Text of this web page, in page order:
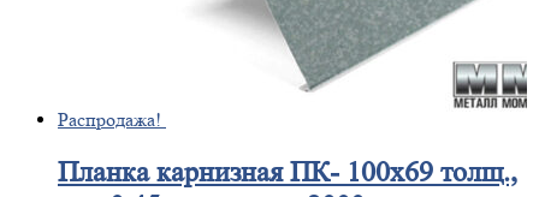
Распродажа!
Планкакарнизная ПК- 100х69 толщ.,